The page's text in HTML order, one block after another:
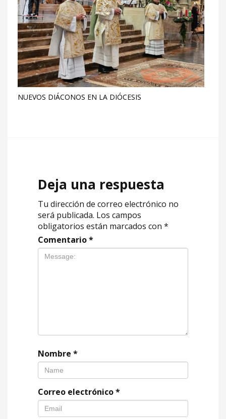
NUEVOS DIÁCONOS EN LA DIÓCESIS
Deja una respuesta
Tu dirección de correo electrónico no
será publicada. Los campos
obligatorios están marcados con *
Comentario*
Nombre *
Correo electrónico*